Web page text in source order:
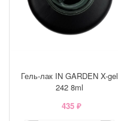
Гель-лак IN GARDEN X-gel
242 8ml
435 ₽